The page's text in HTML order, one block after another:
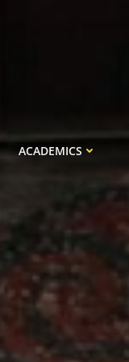
ACADEMICS